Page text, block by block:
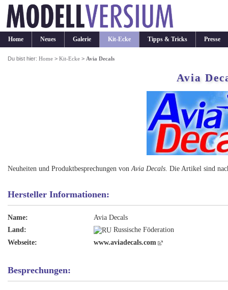
Home Neues Galerie Kit-Ecke Tipps & Tricks Presse
Du bist hier:Home >Kit-Ecke > Avia Decals
Avia
Neuheiten und Produktbesprechungen vonAvia Decals . Die Artikel sind
Hersteller Informationen:
Name:
Avia Decals
Land:
Russische Föderation
Webseite:
www.aviadecals.com
Besprechungen: